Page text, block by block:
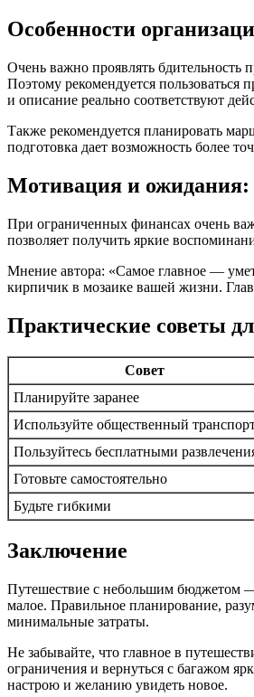
Особенности
Очень важно проявлять бдительность
Поэтому рекомендуется
и описание реально соответствуют
Также рекомендуется планировать
подготовка дает возможность более
Мотивация и ожидания:
При ограниченных финансах очень
позволяет получить яркие
Мнение автора: «Самое главное —
кирпичик в мозаике вашей жизни.
Практические советы
Совет
Планируйте заранее
Используйте общественный
Пользуйтесь бесплатными
Готовьте самостоятельно
Будьте гибкими
Заключение
Путешествие с небольшим бюджетом —
малое. Правильное планирование,
минимальные затраты.
Не забывайте, что главное в
ограничения и вернуться с багажом
настрою и желанию увидеть новое.